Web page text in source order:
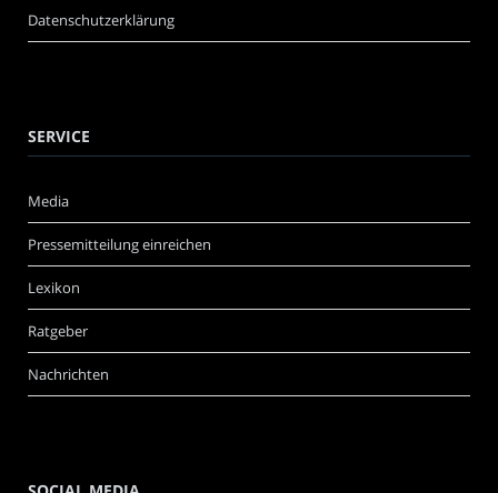
Datenschutzerklärung
SERVICE
Media
Pressemitteilung einreichen
Lexikon
Ratgeber
Nachrichten